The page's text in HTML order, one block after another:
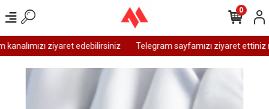
ziyaret edebilirsiniz Telegram sayfamızı ziyaret ettiniz
0